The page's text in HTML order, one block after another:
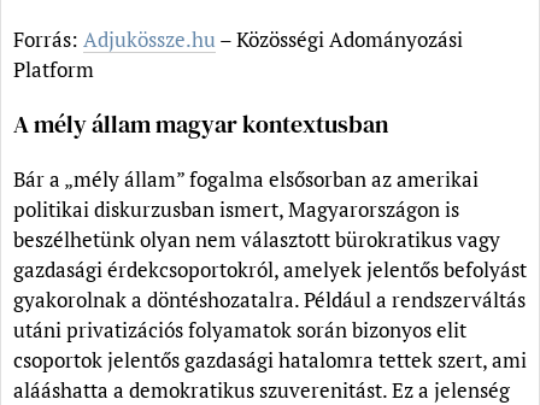
Forrás: Adjukössze.hu – Közösségi Adományozási
Platform
A mély állam magyar kontextusban
Bár a „mély állam” fogalma elsősorban az amerikai
politikai diskurzusban ismert, Magyarországon is
beszélhetünk olyan nem választott bürokratikus vagy
gazdasági érdekcsoportokról, amelyek jelentős befolyást
gyakorolnak a döntéshozatalra. Például a rendszerváltás
utáni privatizációs folyamatok során bizonyos elit
csoportok jelentős gazdasági hatalomra tettek szert, ami
alááshatta a demokratikus szuverenitást. Ez a jelenség